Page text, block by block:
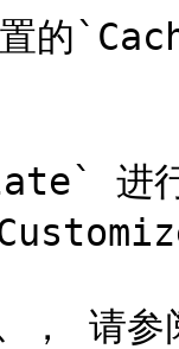
置的
进行
， 请